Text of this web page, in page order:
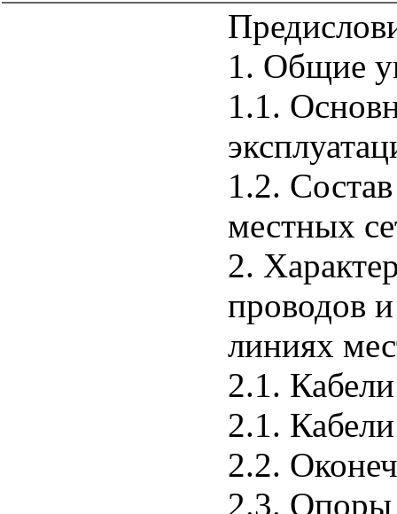
1. Общие
1.1.
1.2.
местных
2.
проводов
линиях
2.1.
2.1.
2.2.
2.3. Опоры